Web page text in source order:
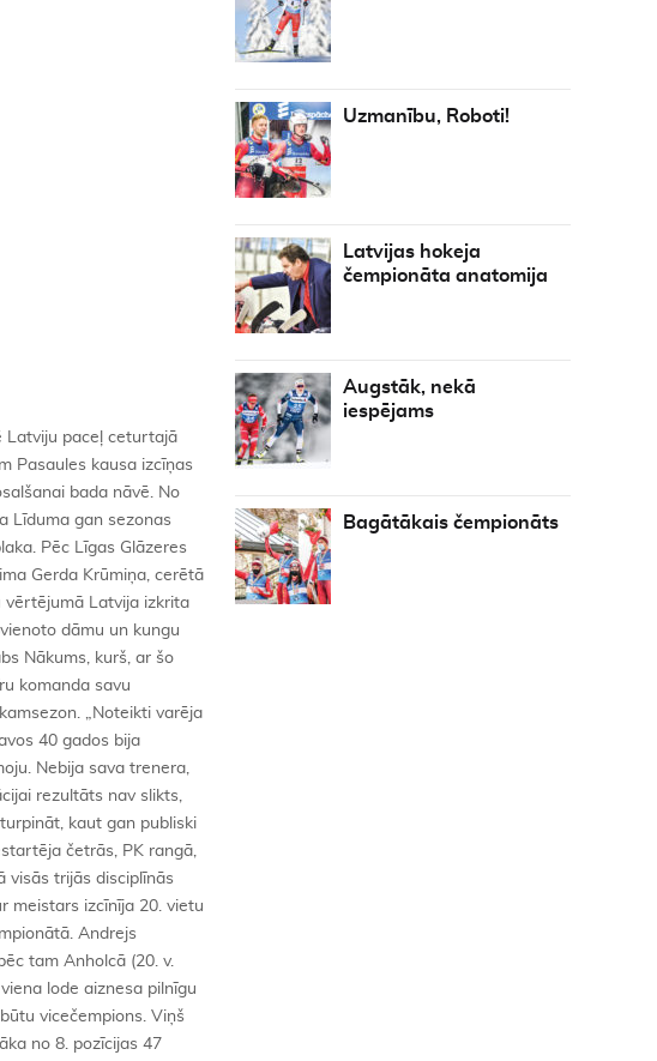
Domračeva (Baltkrievija) 862 7. Marī Dorina (Francija) 726 8. Teja Gregorina (Slovēnija) 722 9. Anastasija Kuzmina (Slovākija) 708 10. Anna Karīna Zīdeka (Zviedrija) 703 28. Eveli Saue (Igaunija) 333 51. Madara Līduma (Latvija) 90 83. Diāna Rasimovičūte (Lietuva) 19 Kungi (108) 1. Tarjē Boe (Norvēģija) 1110 p. 2. Emils Hegle Svendsens (Norvēģija) 1105 3. Martins Furkads (Francija) 990 4. Arnds Peifers (Vācija) 735 5. Ivans Čerezovs (Krievija) 711 6. Mihaels Greiss (Vācija) 707 7. Bjerns Ferijs (Zviedrija) 607 8. Kristofs Zūmans (Austrija) 594 9. Mihals Šlēzingrs (Čehija) 592 10. Ūle Einārs Bjerndālens (Norvēģija) 586 55. Ilmārs Bricis (Latvija) 100 60. Edgars Piksons (Latvija) 85 67. Rolands Lesings (Igaunija) 61 71. Andrejs Rastorgujevs (Latvija) 46 Nāciju vērtējums Dāmas 1. Vācija 7236 p. 2. Krievija 6793 3. Zviedrija 6649 4. Ukraina 6618 5. Francija 6480 6. Norvēģija 6281 7. Baltkrievija 6079 8. Itālija 5197 9. Polija 4660 10. Slovākija 4279 11. Čehija 4259 12. Slovēnija 4252 13. Somija 4110 14. Kazahija 4016 15. ASV 3920 16. Igaunija 3602 17. Ķīna 3589 18. Rumānija 3371 19. Bulgārija 2874 20. Kanāda 2805 21. Japāna 2484 22. Latvija 2281 23. Šveice 1978 24. Koreja 1930 25. Austrija 1438 26. Lielbritānija 1352 27. Lietuva 886 28. Andora 703 29. Jaunzēlande 507 30. Armēnija 357 31. Spānija 223 32. Moldova 186 33. Bosnija un Hercegovina 93 34. Nīderlande 60 Kungi 1. Norvēģija 7428 p. 2. Vācija 6990 3. Krievija 6507 4. Austrija 6381 5. Francija 6351 6. Ukraina 6006 7. Zviedrija 5984 8. Itālija 5829 9. Čehija 5382 10. Slovēnija 5373 11. Šveice 5095 12. ASV 4814 13. Bulgārija 4361 14. Baltkrievija 4200 15. Kanāda 4146 16. Igaunija 3841 17. Polija 3640 18. Slovākija 3488 19. Somija 3453 20. Latvija 3293 21. Japāna 2648 22. Kazahija 2433 23. Lielbritānija 1823 24. Serbija 1471 25. Ķīna 1353 26. Koreja 880 2
Uzmanību, Roboti!
Latvijas hokeja
čempionāta anatomija
Augstāk, nekā
iespējams
Bagātākais čempionāts